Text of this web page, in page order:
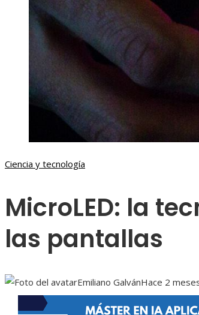
Ciencia y tecnología
MicroLED: la
las pantallas
Emiliano GalvánHace 2